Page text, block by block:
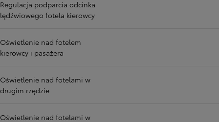
Regulacja podparcia odcinka
lędźwiowego fotela kierowcy
Oświetlenie nad fotelem
kierowcy i pasażera
Oświetlenie nad fotelami w
drugim rzędzie
Oświetlenie nad fotelami w